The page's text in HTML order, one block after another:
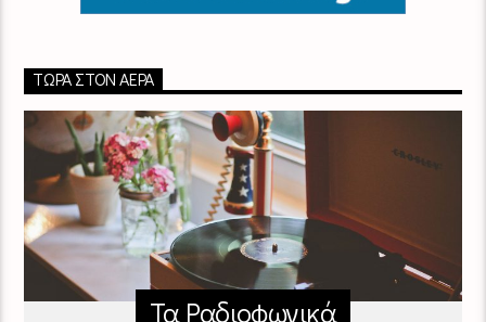
ΤΏΡΑ ΣΤΟΝ ΑΈΡΑ
Τα Ραδιοφωνικά